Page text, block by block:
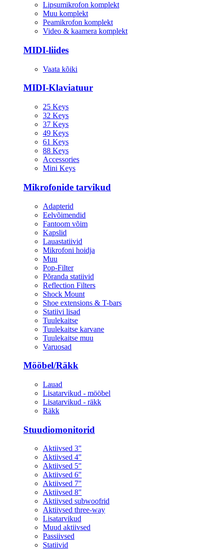
Lipsumikrofon komplekt
Muu komplekt
Peamikrofon komplekt
Video & kaamera komplekt
MIDI-liides
Vaata kõiki
MIDI-Klaviatuur
25 Keys
32 Keys
37 Keys
49 Keys
61 Keys
88 Keys
Accessories
Mini Keys
Mikrofonide tarvikud
Adapterid
Eelvõimendid
Fantoom võim
Kapslid
Lauastatiivid
Mikrofoni hoidja
Muu
Pop-Filter
Põranda statiivid
Reflection Filters
Shock Mount
Shoe extensions & T-bars
Statiivi lisad
Tuulekaitse
Tuulekaitse karvane
Tuulekaitse muu
Varuosad
Mööbel/Räkk
Lauad
Lisatarvikud - mööbel
Lisatarvikud - räkk
Räkk
Stuudiomonitorid
Aktiivsed 3"
Aktiivsed 4"
Aktiivsed 5"
Aktiivsed 6"
Aktiivsed 7"
Aktiivsed 8"
Aktiivsed subwoofrid
Aktiivsed three-way
Lisatarvikud
Muud aktiivsed
Passiivsed
Statiivid